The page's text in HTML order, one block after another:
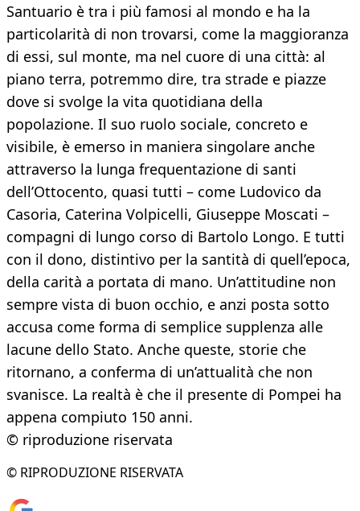
Santuario è tra i più famosi al mondo e ha la
particolarità di non trovarsi, come la maggioranza
di essi, sul monte, ma nel cuore di una città: al
piano terra, potremmo dire, tra strade e piazze
dove si svolge la vita quotidiana della
popolazione. Il suo ruolo sociale, concreto e
visibile, è emerso in maniera singolare anche
attraverso la lunga frequentazione di santi
dell’Ottocento, quasi tutti – come Ludovico da
Casoria, Caterina Volpicelli, Giuseppe Moscati –
compagni di lungo corso di Bartolo Longo. E tutti
con il dono, distintivo per la santità di quell’epoca,
della carità a portata di mano. Un’attitudine non
sempre vista di buon occhio, e anzi posta sotto
accusa come forma di semplice supplenza alle
lacune dello Stato. Anche queste, storie che
ritornano, a conferma di un’attualità che non
svanisce. La realtà è che il presente di Pompei ha
appena compiuto 150 anni.
© riproduzione riservata
© RIPRODUZIONE RISERVATA